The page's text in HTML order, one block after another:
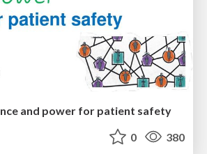
and power for patient safety
0 380